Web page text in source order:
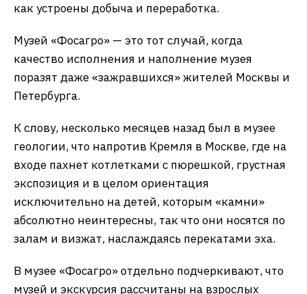
как устроены добыча и переработка.
Музей «Фосагро» — это тот случай, когда
качество исполнения и наполнение музея
поразят даже «зажравшихся» жителей Москвы и
Петербурга.
К слову, несколько месяцев назад был в музее
геологии, что напротив Кремля в Москве, где на
входе пахнет котлетками с пюрешкой, грустная
экспозиция и в целом ориентация
исключительно на детей, которым «камни»
абсолютно неинтересны, так что они носятся по
залам и визжат, наслаждаясь перекатами эха.
В музее «Фосагро» отдельно подчеркивают, что
музей и экскурсия рассчитаны на взрослых